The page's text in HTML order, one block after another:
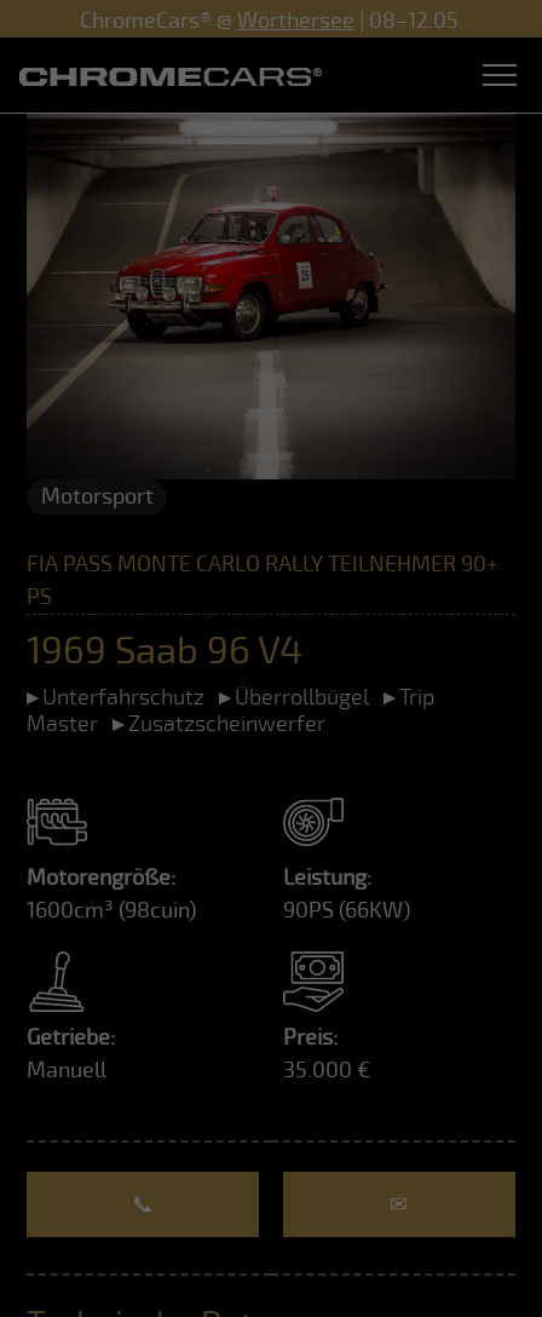
ChromeCars® @ Wörthersee | 08–12.05.
Motorsport
FIA PASS MONTE CARLO RALLY TEILNEHMER 90+
PS
1969 Saab 96 V4
Unterfahrschutz Überrollbügel
Trip
Master
Zusatzscheinwerfer
Motorengröße:
1600cm³ (98cuin)
Leistung:
90PS (66KW)
Getriebe:
Manuell
Preis:
35.000 €
📞 ✉